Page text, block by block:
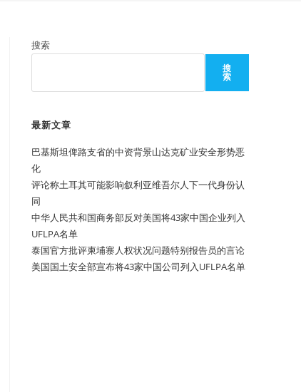
搜索
搜
索
最新文章
巴基斯坦俾路支省的中资背景山达克矿业安全形势恶
化
评论称土耳其可能影响叙利亚维吾尔人下一代身份认
同
中华人民共和国商务部反对美国将43家中国企业列入
UFLPA名单
泰国官方批评柬埔寨人权状况问题特别报告员的言论
美国国土安全部宣布将43家中国公司列入UFLPA名单